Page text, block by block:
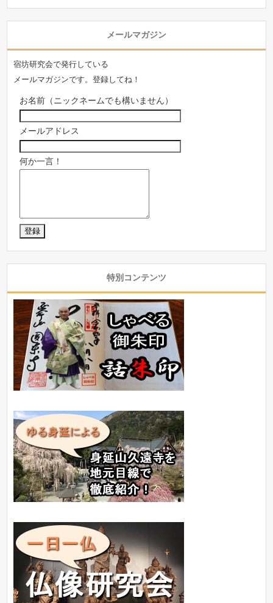
メールマガジン
宿坊研究会で発行している
メールマガジンです。登録してね！
お名前（ニックネームでも構いません）
メールアドレス
何か一言！
特別コンテンツ